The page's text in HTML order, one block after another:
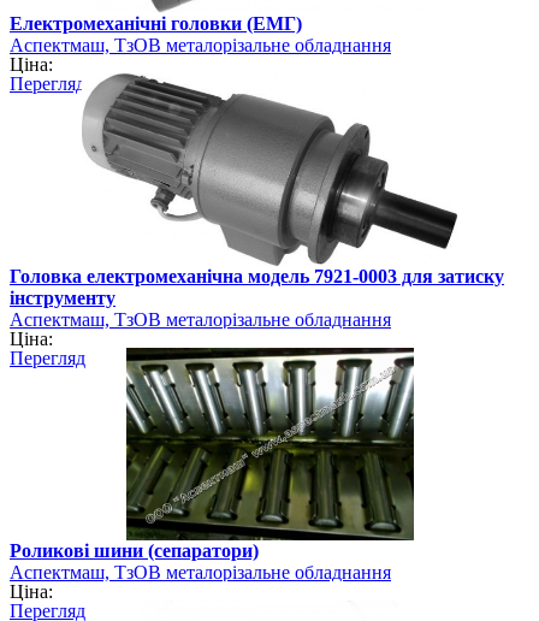
Електромеханічні головки (ЕМГ)
Аспектмаш, ТзОВ металорізальне обладнання
Ціна:
Перегляд
Головка електромеханічна модель 7921-0003 для затиску
інструменту
Аспектмаш, ТзОВ металорізальне обладнання
Ціна:
Перегляд
Роликові шини (сепаратори)
Аспектмаш, ТзОВ металорізальне обладнання
Ціна:
Перегляд